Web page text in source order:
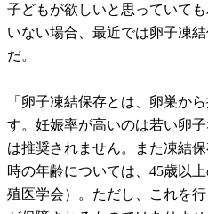
子どもが欲しいと思っていて
いない場合、最近では卵子凍
だ。
「卵子凍結保存とは、卵巣か
す。妊娠率が高いのは若い卵
は推奨されません。また凍結
時の年齢については、45歳以
殖医学会）。ただし、これを